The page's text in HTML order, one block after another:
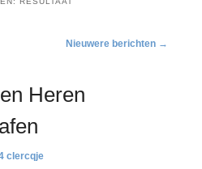
Nieuwere berichten →
Heren
clercqje